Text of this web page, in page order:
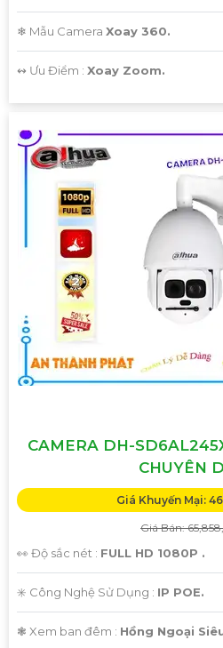
❄ Mẫu Camera Xoay 360.
️↭ Ưu Điểm : Xoay Zoom.
CAMERA DH-
CHUYÊN
Giá Khuyến Mại:
Giá Bán:
👀 Độ sắc nét : FULL HD 1080P .
✳️ Công Nghệ Sử Dụng : IP POE.
❃ Xem ban đêm : Hồng Ngoại